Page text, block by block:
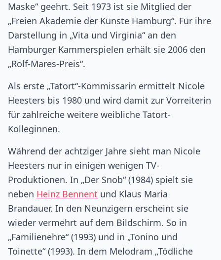
Maske“ geehrt. Seit 1973 ist sie Mitglied der
„Freien Akademie der Künste Hamburg“. Für ihre
Darstellung in „Vita und Virginia“ an den
Hamburger Kammerspielen erhält sie 2006 den
„Rolf-Mares-Preis“.
Als erste „Tatort“-Kommissarin ermittelt Nicole
Heesters bis 1980 und wird damit zur Vorreiterin
für zahlreiche weitere weibliche Tatort-
Kolleginnen.
Während der achtziger Jahre sieht man Nicole
Heesters nur in einigen wenigen TV-
Produktionen. In „Der Snob“ (1984) spielt sie
neben Heinz Bennent und Klaus Maria
Brandauer. In den Neunzigern erscheint sie
wieder vermehrt auf dem Bildschirm. So in
„Familienehre“ (1993) und in „Tonino und
Toinette“ (1993). In dem Melodram „Tödliche